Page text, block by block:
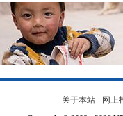
关于本站 - 网上